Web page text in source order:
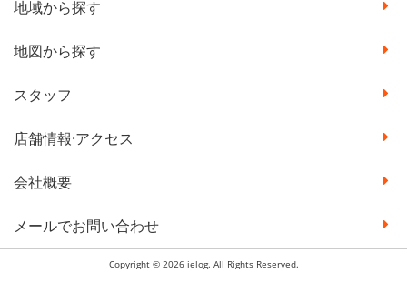
地域から探す
地図から探す
スタッフ
店舗情報·アクセス
会社概要
メールでお問い合わせ
Copyright © 2026 ielog. All Rights Reserved.